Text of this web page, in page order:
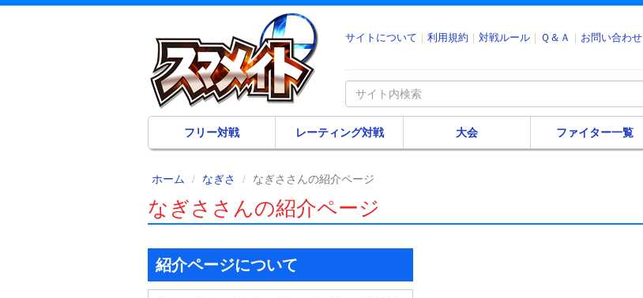
サイトについて 利用規約 対戦ルール Ｑ＆Ａ お問い合わせ
フリー対戦 レーティング対戦 大会 ファイター一覧
ホーム なぎさ なぎささんの紹介ページ
なぎささんの紹介ページ
紹介ページについて